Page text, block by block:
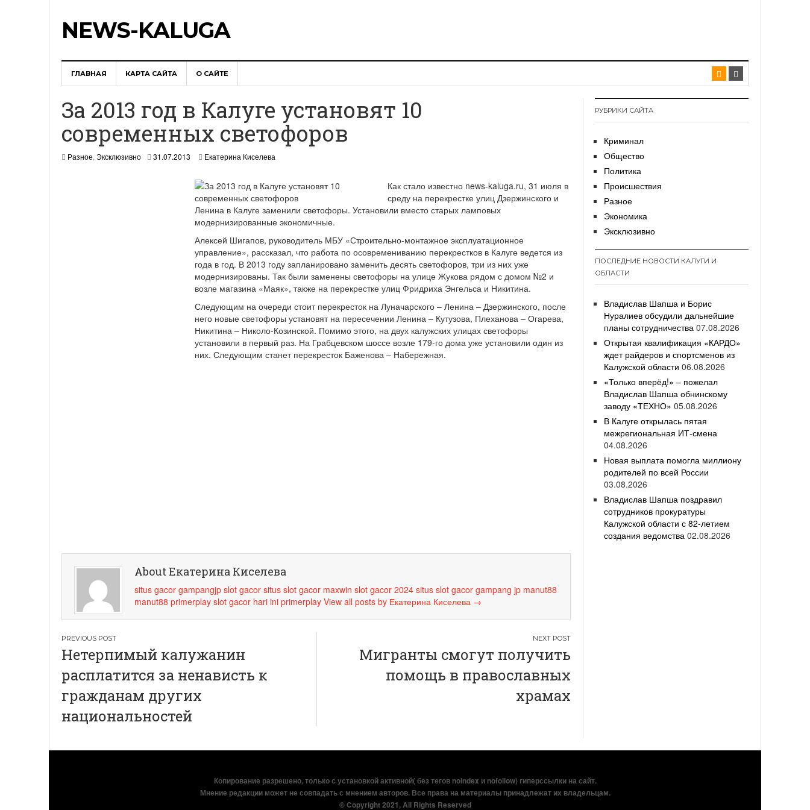
NEWS-KALUGA
ГЛАВНАЯ КАРТА САЙТА О САЙТЕ
За 2013 год в Калуге установят 10
современных светофоров
Разное, Эксклюзивно 31.07.2013 Екатерина Киселева
Как стало известно news-kaluga.ru, 31 июля в
среду на перекрестке улиц Дзержинского и
Ленина в Калуге заменили светофоры. Установили вместо старых ламповых
модернизированные экономичные.
Алексей Шигапов, руководитель МБУ «Строительно-монтажное эксплуатационное
управление», рассказал, что работа по осовремениванию перекрестков в Калуге ведется из
года в год. В 2013 году запланировано заменить десять светофоров, три из них уже
модернизированы. Так были заменены светофоры на улице Жукова рядом с домом №2 и
возле магазина «Маяк», также на перекрестке улиц Фридриха Энгельса и Никитина.
Следующим на очереди стоит перекресток на Луначарского – Ленина – Дзержинского, после
него новые светофоры установят на пересечении Ленина – Кутузова, Плеханова – Огарева,
Никитина – Николо-Козинской. Помимо этого, на двух калужских улицах светофоры
установили в первый раз. На Грабцевском шоссе возле 179-го дома уже установили один из
них. Следующим станет перекресток Баженова – Набережная.
About Екатерина Киселева
situs gacor gampangjp slot gacor situs slot gacor maxwin slot gacor 2024 situs slot gacor gampang jp manut88
manut88 primerplay slot gacor hari ini primerplay View all posts by Екатерина Киселева →
Навигация
по
записям
Нетерпимый калужанин
расплатится за ненависть к
гражданам других
национальностей
Мигранты смогут получить
помощь в православных
храмах
РУБРИКИ САЙТА
Криминал
Общество
Политика
Происшествия
Разное
Экономика
Эксклюзивно
ПОСЛЕДНИЕ НОВОСТИ КАЛУГИ И
ОБЛАСТИ
Владислав Шапша и Борис
Нуралиев обсудили дальнейшие
планы сотрудничества 07.08.2026
Открытая квалификация «КАРДО»
ждет райдеров и спортсменов из
Калужской области 06.08.2026
«Только вперёд!» – пожелал
Владислав Шапша обнинскому
заводу «ТЕХНО» 05.08.2026
В Калуге открылась пятая
межрегиональная ИТ-смена
04.08.2026
Новая выплата помогла миллиону
родителей по всей России
03.08.2026
Владислав Шапша поздравил
сотрудников прокуратуры
Калужской области с 82-летием
создания ведомства 02.08.2026
Копирование разрешено, только с установкой активной( без тегов noindex и nofollow) гиперссылки на сайт.
Мнение редакции может не совпадать с мнением авторов. Все права на материалы принадлежат их владельцам.
© Copyright 2021, All Rights Reserved